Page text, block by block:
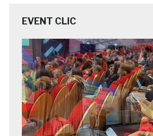
EVENT CLIC